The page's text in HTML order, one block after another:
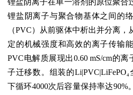
锂盐阴离子在单一溶剂的原位聚合
锂盐阴离子与聚合物基体之间的
（PVC）从前驱体中析出并分离
定的机械强度和高效的离子传输
PVC电解质展现出0.60 mS/cm的
子迁移数。组装的Li|PVC|LiFePO₄
下循环4000次后容量保持率达90%